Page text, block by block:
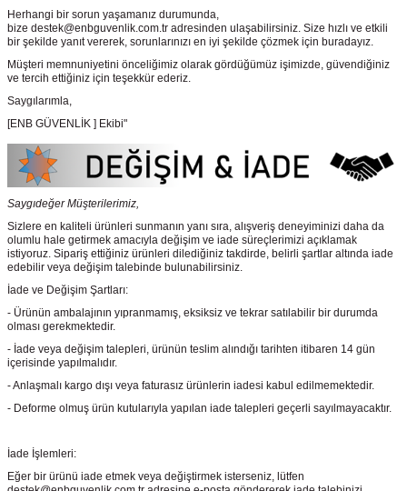
Herhangi bir sorun yaşamanız durumunda,
bize destek@enbguvenlik.com.tr adresinden ulaşabilirsiniz. Size hızlı ve etkili
bir şekilde yanıt vererek, sorunlarınızı en iyi şekilde çözmek için buradayız.
Müşteri memnuniyetini önceliğimiz olarak gördüğümüz işimizde, güvendiğiniz
ve tercih ettiğiniz için teşekkür ederiz.
Saygılarımla,
[ENB GÜVENLİK ] Ekibi"
Saygıdeğer Müşterilerimiz,
Sizlere en kaliteli ürünleri sunmanın yanı sıra, alışveriş deneyiminizi daha da
olumlu hale getirmek amacıyla değişim ve iade süreçlerimizi açıklamak
istiyoruz. Sipariş ettiğiniz ürünleri dilediğiniz takdirde, belirli şartlar altında iade
edebilir veya değişim talebinde bulunabilirsiniz.
İade ve Değişim Şartları:
- Ürünün ambalajının yıpranmamış, eksiksiz ve tekrar satılabilir bir durumda
olması gerekmektedir.
- İade veya değişim talepleri, ürünün teslim alındığı tarihten itibaren 14 gün
içerisinde yapılmalıdır.
- Anlaşmalı kargo dışı veya faturasız ürünlerin iadesi kabul edilmemektedir.
- Deforme olmuş ürün kutularıyla yapılan iade talepleri geçerli sayılmayacaktır.
İade İşlemleri:
Eğer bir ürünü iade etmek veya değiştirmek isterseniz, lütfen